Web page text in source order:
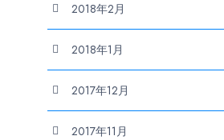
2018年2月
2018年1月
2017年12月
2017年11月